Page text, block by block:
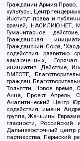
культуры, Центр
Институт права и
врачей, НАСИЛИЮ.НЕТ,
Гуманитарное
Гражданская
Гражданский Союз,
содействия развитию
заключенных,
инициатив Действие,
ВМЕСТЕ,
граждан,
Тольятти, Новое время,
Анна, Проект Апрель,
Аналитический Центр
содействия имени
группа, Женщины
гласности, Российский
Дальневосточный центр
партнерства, Пермский